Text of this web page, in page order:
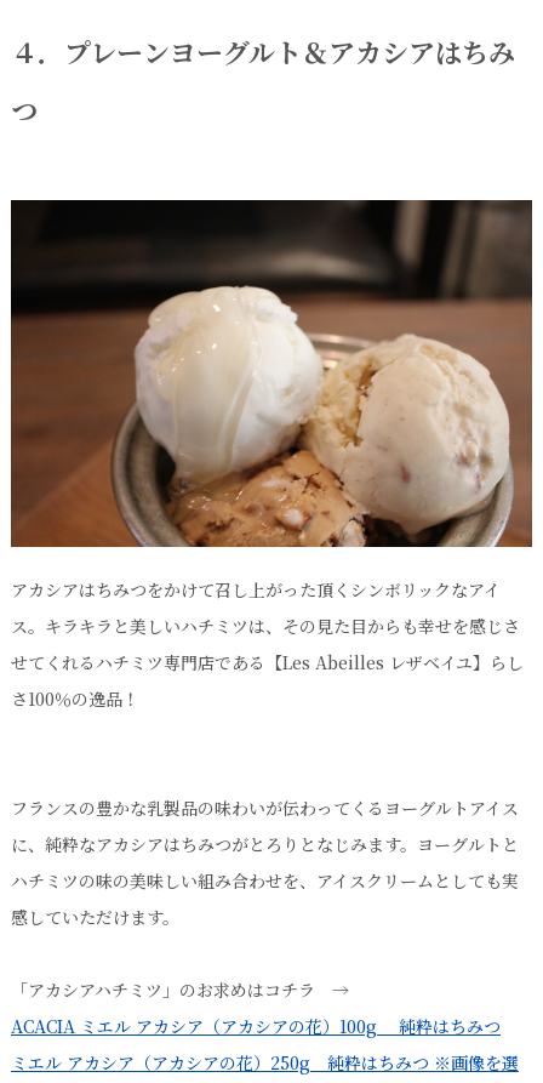
４．プレーンヨーグルト＆アカシアはちみ
つ
アカシアはちみつをかけて召し上がった頂くシンボリックなアイ
ス。キラキラと美しいハチミツは、その見た目からも幸せを感じさ
せてくれるハチミツ専門店である【Les Abeilles レザベイユ】らし
さ100％の逸品！
フランスの豊かな乳製品の味わいが伝わってくるヨーグルトアイス
に、純粋なアカシアはちみつがとろりとなじみます。ヨーグルトと
ハチミツの味の美味しい組み合わせを、アイスクリームとしても実
感していただけます。
「アカシアハチミツ」のお求めはコチラ →
ACACIA ミエル アカシア（アカシアの花）100g 純粋はちみつ
ミエル アカシア（アカシアの花）250g 純粋はちみつ ※画像を選